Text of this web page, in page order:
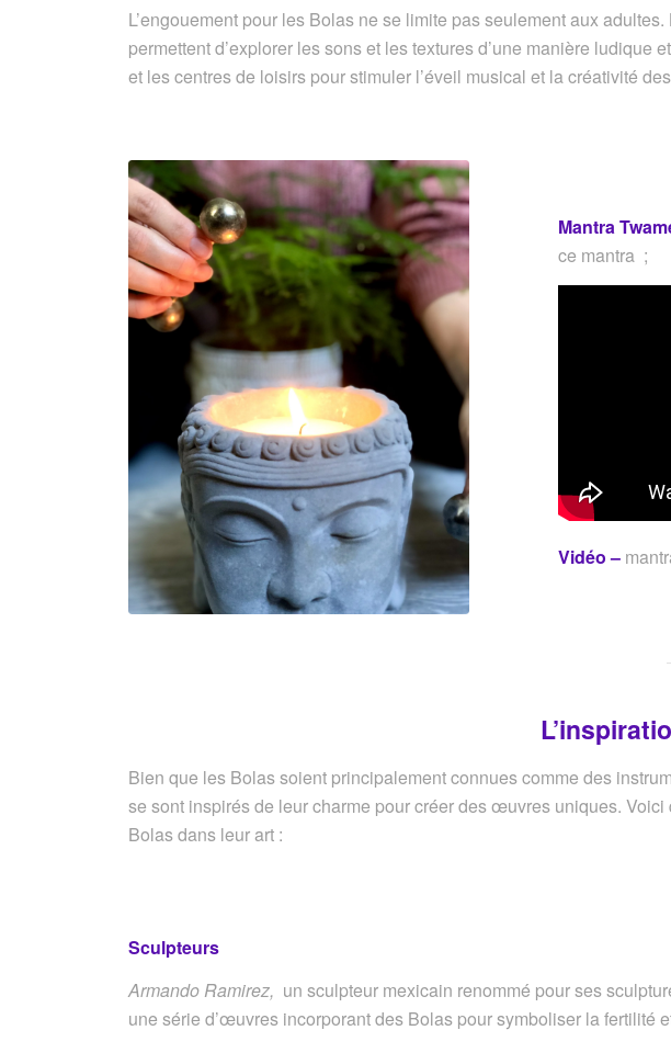
L’engouement pour les Bolas ne se limite pas seulement aux
permettent d’explorer les sons et les textures d’une manière
et les centres de loisirs pour stimuler l’éveil musical et la créativité
Mantra
ce mantra ;
Vidéo –
Bien que les Bolas soient principalement connues comme des
se sont inspirés de leur charme pour créer des œuvres uniques.
Bolas dans leur art :
Sculpteurs
Armando Ramirez, un sculpteur mexicain renommé pour ses
une série d’œuvres incorporant des Bolas pour symboliser la fertilité